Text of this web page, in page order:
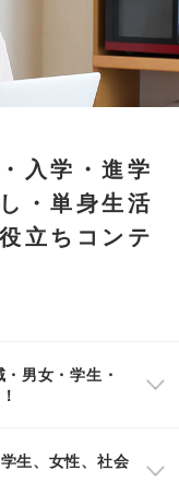
入学・進学
・単身生活
立ちコンテ
男女・学生・
生、女性、社会